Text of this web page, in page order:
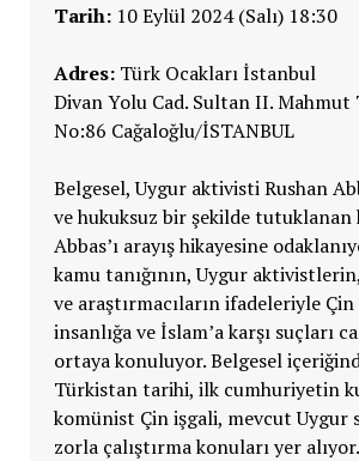
Tarih:10 Eylül 2024 (Salı) 18:30
Adres:Türk Ocakları İstanbul
Divan Yolu Cad. Sultan II. Mahmut
No:86 Cağaloğlu/İSTANBUL
Belgesel, Uygur aktivisti Rushan
ve hukuksuz bir şekilde tutuklanan
Abbas’ı arayış hikayesine
kamu tanığının, Uygur
ve araştırmacıların ifadeleriyle
insanlığa ve İslam’a karşı suçları
ortaya konuluyor. Belgesel
Türkistan tarihi, ilk cumhuriyetin
komünist Çin işgali, mevcut Uygur
zorla çalıştırma konuları yer alıyor.